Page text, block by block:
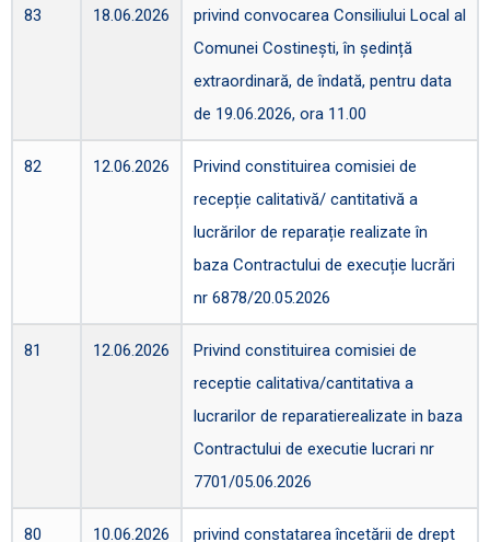
83 18.06.2026
privind convocarea Consiliului Local al
Comunei Costinești, în ședință
extraordinară, de îndată, pentru data
de 19.06.2026, ora 11.00
82 12.06.2026
Privind constituirea comisiei de
recepție calitativă/ cantitativă a
lucrărilor de reparație realizate în
baza Contractului de execuție lucrări
nr 6878/20.05.2026
81 12.06.2026
Privind constituirea comisiei de
receptie calitativa/cantitativa a
lucrarilor de reparatierealizate in baza
Contractului de executie lucrari nr
7701/05.06.2026
80 10.06.2026 privind constatarea încetării de drept